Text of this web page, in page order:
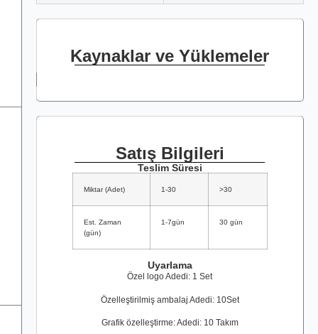
Kaynaklar ve Yüklemeler
Satış Bilgileri
Teslim Süresi
Miktar (Adet) 1-30 >30
Est. Zaman
(gün)
1-7gün 30 gün
Uyarlama
Özel logo Adedi: 1 Set
Özelleştirilmiş ambalaj Adedi: 10Set
Grafik özelleştirme: Adedi: 10 Takım